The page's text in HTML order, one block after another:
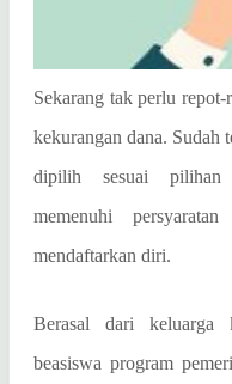
Sekarang tak perlu
kekurangan dana. Sudah
dipilih sesuai pilihan
memenuhi
mendaftarkan diri.
Berasal dari keluarga
beasiswa program